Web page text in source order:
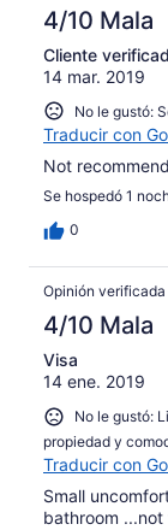
4/10 Mala
Cliente
14 mar. 2019
No le gustó:
Traducir con
Not
Se hospedó 1
0
Opinión verificada
4/10 Mala
Visa
14 ene. 2019
No le gustó:
propiedad y
Traducir con
Small
bathroom